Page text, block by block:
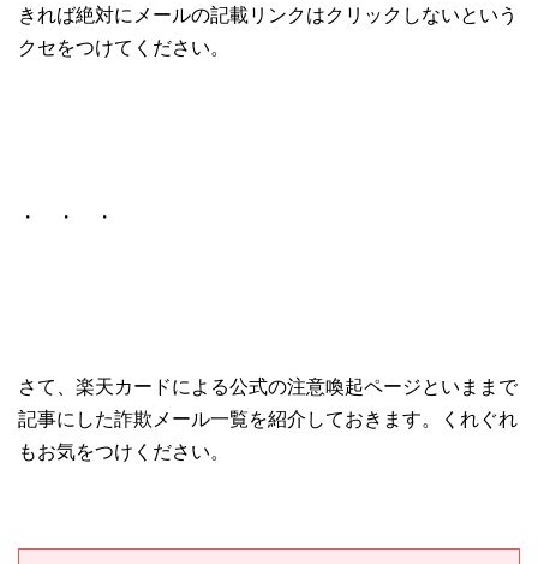
きれば絶対にメールの記載リンクはクリックしないという
クセをつけてください。
・ ・ ・
さて、楽天カードによる公式の注意喚起ページといままで
記事にした詐欺メール一覧を紹介しておきます。くれぐれ
もお気をつけください。